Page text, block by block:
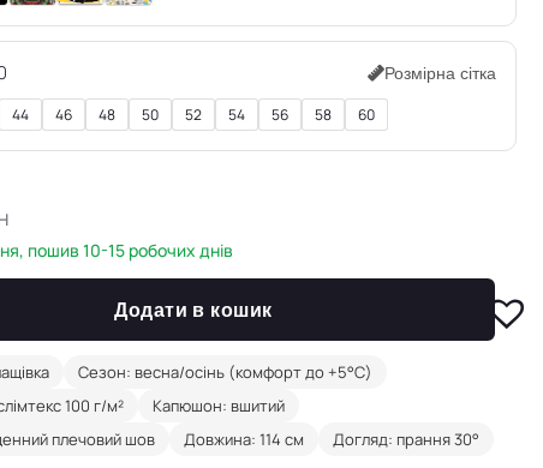
Розмірна сітка
44 46 48 50 52 54 56 58 60
пошив 10-15 робочих днів
Додати в кошик
Сезон: весна/осінь (комфорт до +5°C)
100 г/м²
Капюшон: вшитий
плечовий шов
Довжина: 114 см Догляд: прання 30°